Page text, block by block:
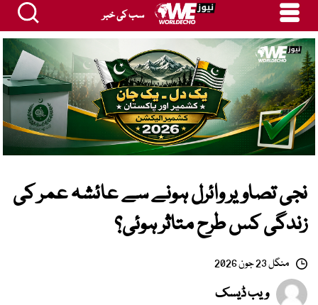
سب کی خبر
نجی تصاویر وائرل ہونے سے عائشہ عمر کی
زندگی کس طرح متاثر ہوئی؟
منگل 23 جون 2026
ویب ڈیسک